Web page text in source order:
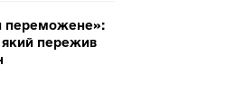
переможене»:
який пережив